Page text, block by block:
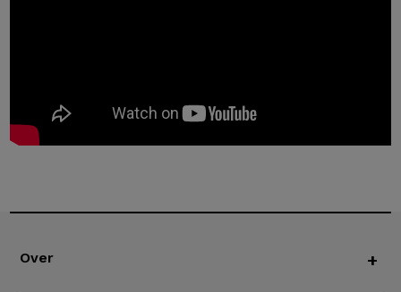
Over +